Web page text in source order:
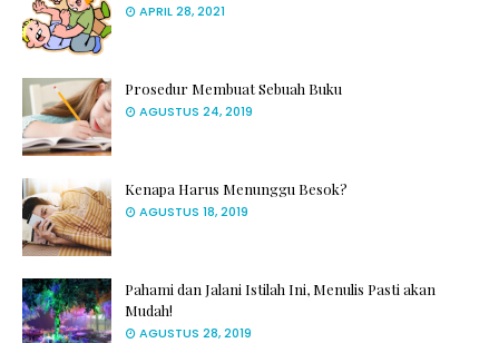
APRIL 28, 2021
Prosedur Membuat Sebuah Buku
AGUSTUS 24, 2019
Kenapa Harus Menunggu Besok?
AGUSTUS 18, 2019
Pahami dan Jalani Istilah Ini, Menulis Pasti akan
Mudah!
AGUSTUS 28, 2019